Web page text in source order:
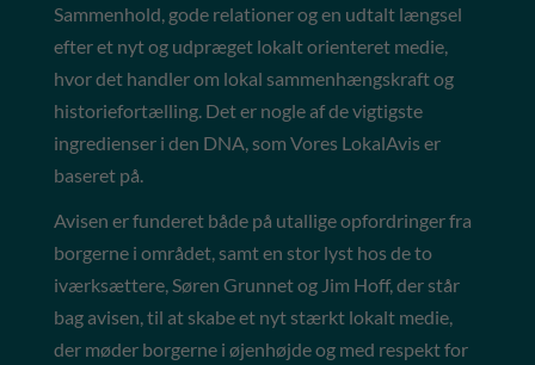
Sammenhold, gode relationer og en udtalt længsel
efter et nyt og udpræget lokalt orienteret medie,
hvor det handler om lokal sammenhængskraft og
historiefortælling. Det er nogle af de vigtigste
ingredienser i den DNA, som Vores LokalAvis er
baseret på.
Avisen er funderet både på utallige opfordringer fra
borgerne i området, samt en stor lyst hos de to
iværksættere, Søren Grunnet og Jim Hoff, der står
bag avisen, til at skabe et nyt stærkt lokalt medie,
der møder borgerne i øjenhøjde og med respekt for